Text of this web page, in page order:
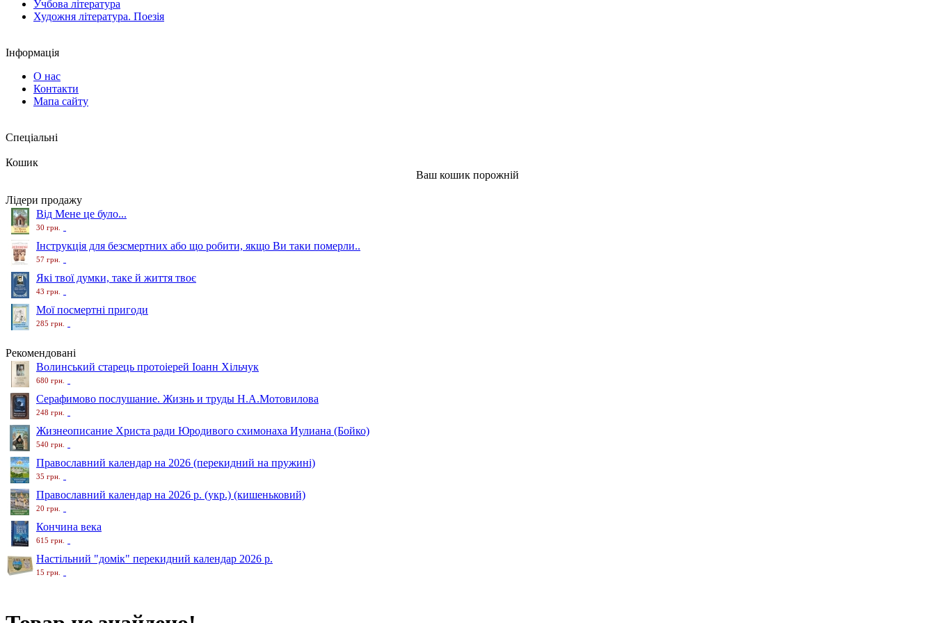
Учбова література
Художня література. Поезія
Інформація
О нас
Контакти
Мапа сайту
Спеціальні
Кошик
Ваш кошик порожній
Лідери продажу
Від Мене це було...
30 грн.
Інструкція для безсмертних або що робити, якщо Ви таки померли..
57 грн.
Які твої думки, таке й життя твоє
43 грн.
Мої посмертні пригоди
285 грн.
Рекомендовані
Волинський старець протоіерей Іоанн Хільчук
680 грн.
Серафимово послушание. Жизнь и труды Н.А.Мотовилова
248 грн.
Жизнеописание Христа ради Юродивого схимонаха Иулиана (Бойко)
540 грн.
Православний календар на 2026 (перекидний на пружині)
35 грн.
Православний календар на 2026 р. (укр.) (кишеньковий)
20 грн.
Кончина века
615 грн.
Настільний "домік" перекидний календар 2026 р.
15 грн.